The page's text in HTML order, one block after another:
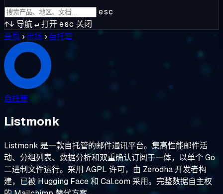
esc
↑↓ 导航↵打开esc 关闭
首页 ›市场 › 自托管
自托管
Listmonk
Listmonk 是一款自托管的邮件通讯平台。集高性能邮件活
动、分组列表、数据分析和双重确认订阅于一体，以单个 Go
二进制文件运行。采用 AGPL 许可，由 Zerodha 开发者构
建，已被 Hugging Face 和 Cal.com 采用。完整数据自主权